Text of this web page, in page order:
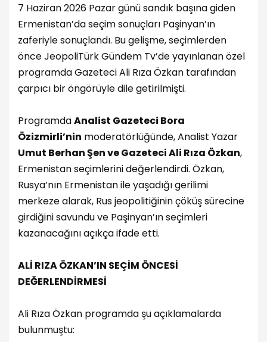
7 Haziran 2026 Pazar günü sandık başına giden
Ermenistan’da seçim sonuçları Paşinyan’ın
zaferiyle sonuçlandı. Bu gelişme, seçimlerden
önce JeopoliTürk Gündem Tv’de yayınlanan özel
programda Gazeteci Ali Rıza Özkan tarafından
çarpıcı bir öngörüyle dile getirilmişti.
ProgramdaAnalist Gazeteci Bora
Özizmirli’nin moderatörlüğünde, Analist Yazar
Umut Berhan Şen ve Gazeteci Ali Rıza Özkan,
Ermenistan seçimlerini değerlendirdi. Özkan,
Rusya’nın Ermenistan ile yaşadığı gerilimi
merkeze alarak, Rus jeopolitiğinin çöküş sürecine
girdiğini savundu ve Paşinyan’ın seçimleri
kazanacağını açıkça ifade etti.
ALİ RIZA ÖZKAN’IN SEÇİM ÖNCESİ
DEĞERLENDİRMESİ
Ali Rıza Özkan programda şu açıklamalarda
bulunmuştu: